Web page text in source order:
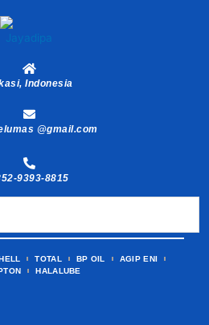
Indonesia
@gmail.com
9393-8815
TOTAL BP OIL
AGIP ENI
HALALUBE